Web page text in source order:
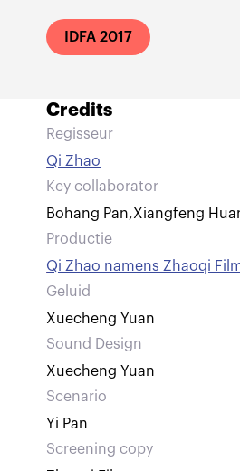
IDFA 2017
Credits
Regisseur
Qi Zhao
Key collaborator
Bohang Pan,Xiangfeng
Productie
Qi Zhao namens Zhaoqi
Geluid
Xuecheng Yuan
Sound Design
Xuecheng Yuan
Scenario
Yi Pan
Screening copy